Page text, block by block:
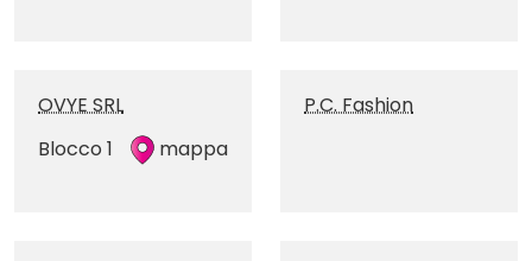
OVYE SRL
Blocco 1
mappa
P.C. Fashion